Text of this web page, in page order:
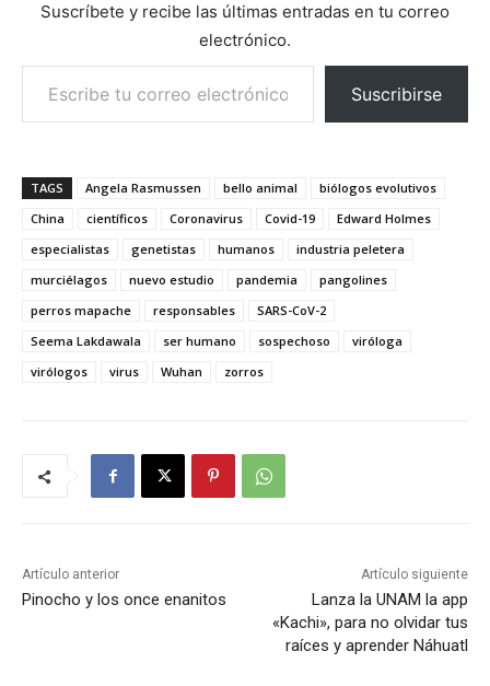
Suscríbete y recibe las últimas entradas en tu correo
electrónico.
Escribe tu correo electrónico…
Suscribirse
TAGS Angela Rasmussen bello animal
biólogos evolutivos
China
científicos Coronavirus Covid-19
Edward Holmes
especialistas
genetistas humanos
industria peletera
murciélagos
nuevo estudio pandemia
pangolines
perros mapache
responsables
SARS-CoV-2
Seema Lakdawala
ser humano sospechoso
viróloga
virólogos
virus Wuhan zorros
Artículo anterior
Pinocho y los once enanitos
Artículo siguiente
Lanza la UNAM la app
«Kachi», para no olvidar tus
raíces y aprender Náhuatl